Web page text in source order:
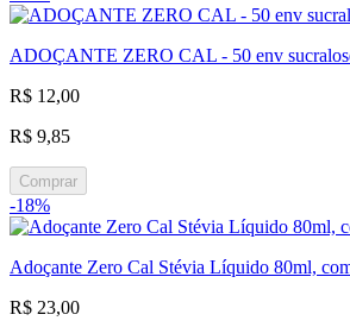
ADOÇANTE ZERO CAL - 50 env
R$ 12,00
R$ 9,85
Comprar
-18%
Adoçante Zero Cal Stévia Líquido 80ml,
R$ 23,00